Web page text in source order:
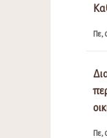
Πε,
Πε,